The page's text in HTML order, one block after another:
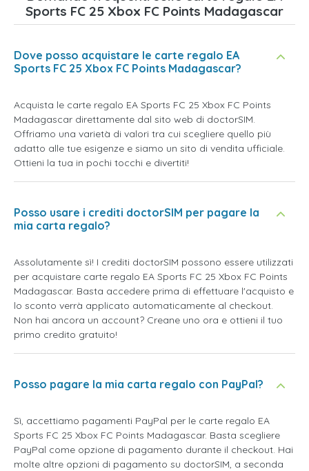
Sports FC 25 Xbox FC Points Madagascar
Dove posso acquistare le carte regalo EA
Sports FC 25 Xbox FC Points Madagascar?
Acquista le carte regalo EA Sports FC 25 Xbox FC Points
Madagascar direttamente dal sito web di doctorSIM.
Offriamo una varietà di valori tra cui scegliere quello più
adatto alle tue esigenze e siamo un sito di vendita ufficiale.
Ottieni la tua in pochi tocchi e divertiti!
Posso usare i crediti doctorSIM per pagare la
mia carta regalo?
Assolutamente sì! I crediti doctorSIM possono essere utilizzati
per acquistare carte regalo EA Sports FC 25 Xbox FC Points
Madagascar. Basta accedere prima di effettuare l'acquisto e
lo sconto verrà applicato automaticamente al checkout.
Non hai ancora un account? Creane uno ora e ottieni il tuo
primo credito gratuito!
Posso pagare la mia carta regalo con PayPal?
Sì, accettiamo pagamenti PayPal per le carte regalo EA
Sports FC 25 Xbox FC Points Madagascar. Basta scegliere
PayPal come opzione di pagamento durante il checkout. Hai
molte altre opzioni di pagamento su doctorSIM, a seconda